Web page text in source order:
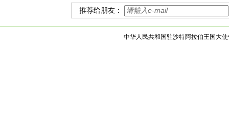
推荐给朋友：
中华人民共和国驻沙特阿拉伯王国大使